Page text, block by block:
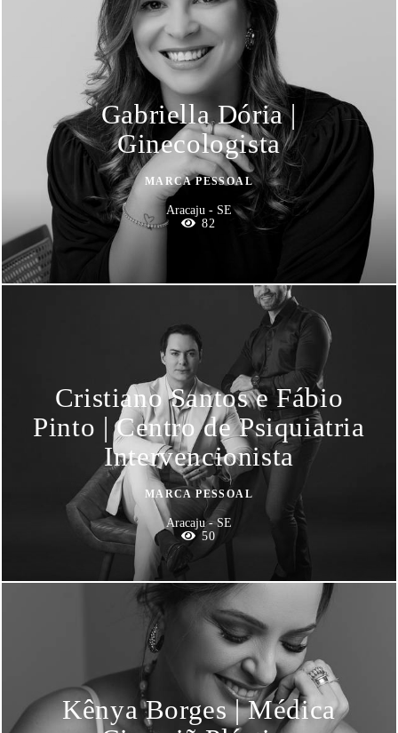
Gabriella Dória |
Ginecologista
MARCA PESSOAL
Aracaju - SE
82
Cristiano Santos e Fábio
Pinto | Centro de Psiquiatria
Intervencionista
MARCA PESSOAL
Aracaju - SE
50
Kênya Borges | Médica